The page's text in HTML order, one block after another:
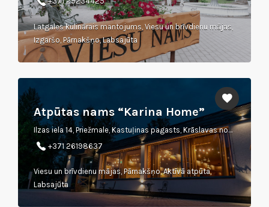
Latgales kulinārais mantojums, Viesu un brīvdienu mājas,
Izgaršo, Pārnakšņo, Labsajūta
Atpūtas nams “Karina Home”
Ilzas iela 14, Priežmale, Kastuļinas pagasts, Krāslavas novads, LV 5685
+371 26198637
Viesu un brīvdienu mājas, Pārnakšņo, Aktīvā atpūta,
Labsajūta